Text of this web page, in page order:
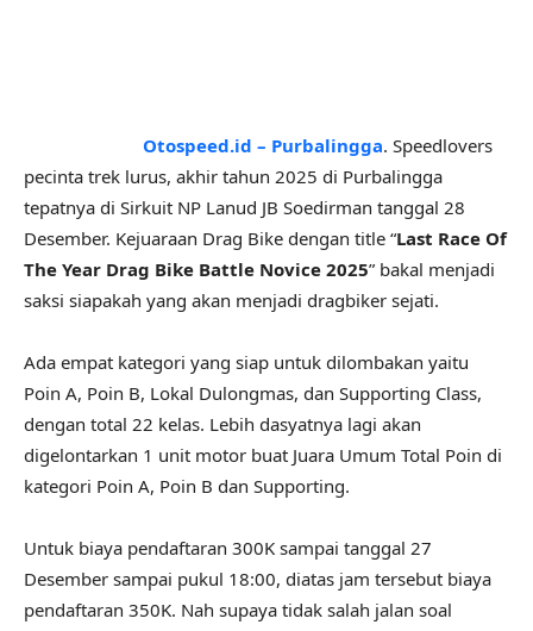
Otospeed.id – Purbalingga. Speedlovers
pecinta trek lurus, akhir tahun 2025 di Purbalingga
tepatnya di Sirkuit NP Lanud JB Soedirman tanggal 28
Desember. Kejuaraan Drag Bike dengan title “Last Race Of
The Year Drag Bike Battle Novice 2025” bakal menjadi
saksi siapakah yang akan menjadi dragbiker sejati.
Ada empat kategori yang siap untuk dilombakan yaitu
Poin A, Poin B, Lokal Dulongmas, dan Supporting Class,
dengan total 22 kelas. Lebih dasyatnya lagi akan
digelontarkan 1 unit motor buat Juara Umum Total Poin di
kategori Poin A, Poin B dan Supporting.
Untuk biaya pendaftaran 300K sampai tanggal 27
Desember sampai pukul 18:00, diatas jam tersebut biaya
pendaftaran 350K. Nah supaya tidak salah jalan soal